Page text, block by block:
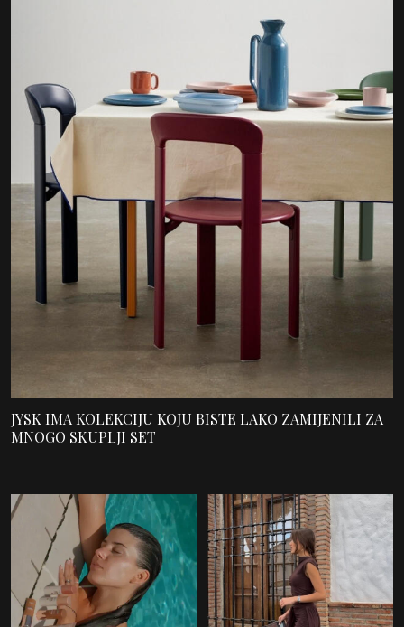
JYSK IMA KOLEKCIJU KOJU BISTE LAKO ZAMIJENILI ZA
MNOGO SKUPLJI SET